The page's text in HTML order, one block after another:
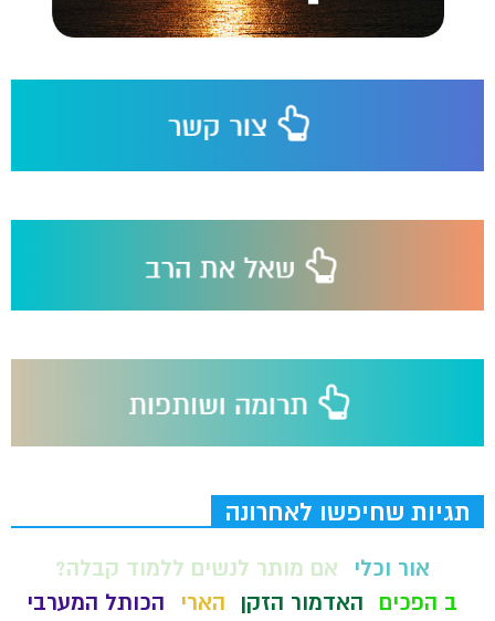
תגיות שחיפשו לאחרונה
אור וכלי
אם מותר לנשים ללמוד קבלה?
ב הפכים
האדמור הזקן הארי
הכותל המערבי